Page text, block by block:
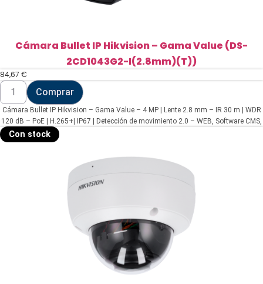
Cámara Bullet IP Hikvision – Gama Value (DS-
2CD1043G2-I(2.8mm)(T))
84,67 €
Cámara
Bullet
IP
Hikvision
-
Gama
Value
Comprar
Cámara Bullet IP Hikvision – Gama Value – 4 MP | Lente 2.8 mm – IR 30 m | WDR
120 dB – PoE | H.265+| IP67 | Detección de movimiento 2.0 – WEB, Software CMS,
Con stock